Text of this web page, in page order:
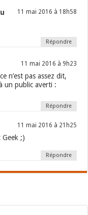
11 mai 2016 à 18h58
Répondre
11 mai 2016 à 9h23
n’est pas assez dit,
un public averti :
Répondre
11 mai 2016 à 21h25
Geek ;)
Répondre